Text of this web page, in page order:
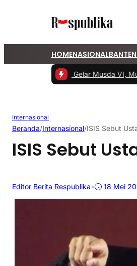
HOMENASIONALBANTEN
PKS Tangsel Gelar Musda VI,
Internasional
Beranda/Internasional/ISIS Sebut
ISIS Sebut
Editor Berita Respublika• 18 Mei